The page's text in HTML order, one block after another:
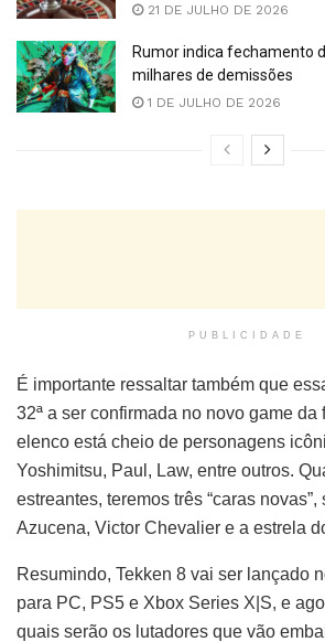
21 DE JULHO DE 2026
Rumor indica fechamento
milhares de demissões
1 DE JULHO DE 2026
PUBLICIDADE
É importante ressaltar também que
32ª a ser confirmada no novo game da
elenco está cheio de personagens
Yoshimitsu, Paul, Law, entre outros.
estreantes, teremos três “caras novas”,
Azucena, Victor Chevalier e a estrela
Resumindo, Tekken 8 vai ser lançado
para PC, PS5 e Xbox Series X|S, e
quais serão os lutadores que vão